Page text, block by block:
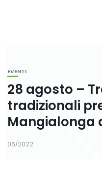
EVENTI
28 agosto –
tradizionali
Mangialonga
06/2022